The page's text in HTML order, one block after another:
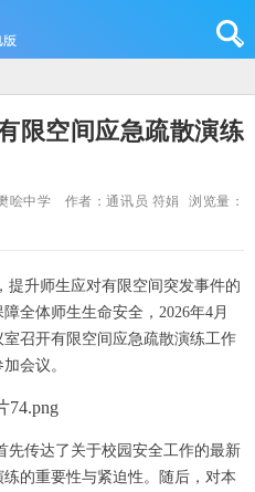
限空间应急疏散演练
哙中学 作者：通讯员 符娟
浏览量：
提升师生应对有限空间突发事件的
全体师生生命安全，2026年4月
召开有限空间应急疏散演练工作
会议。
先传达了关于校园安全工作的最新
的重要性与紧迫性。随后，对本